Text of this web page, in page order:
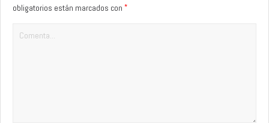
obligatorios están marcados con *